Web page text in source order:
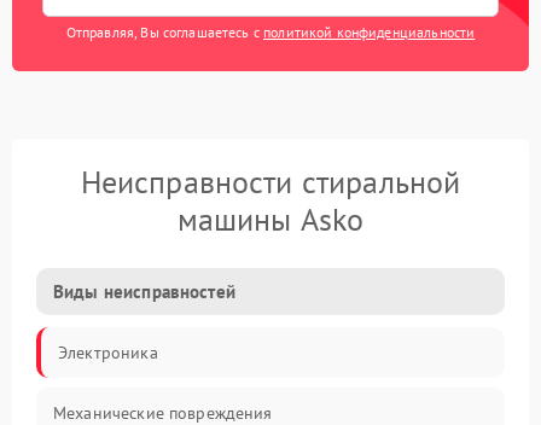
Отправляя, Вы соглашаетесь с политикой конфиденциальности
Неисправности стиральной
машины Asko
Виды неисправностей
Электроника
Механические повреждения